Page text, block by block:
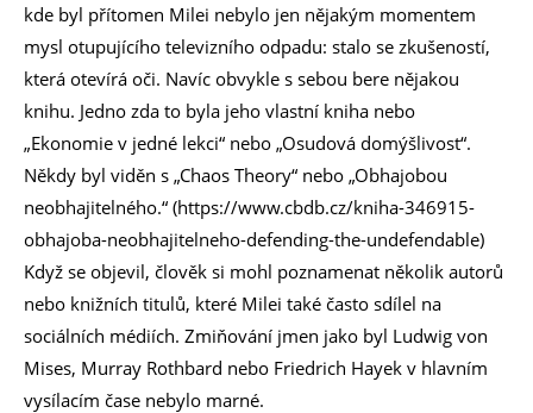
kde byl přítomen Milei nebylo jen nějakým momentem
mysl otupujícího televizního odpadu: stalo se zkušeností,
která otevírá oči. Navíc obvykle s sebou bere nějakou
knihu. Jedno zda to byla jeho vlastní kniha nebo
„Ekonomie v jedné lekci“ nebo „Osudová domýšlivost“.
Někdy byl viděn s „Chaos Theory“ nebo „Obhajobou
neobhajitelného.“ (https://www.cbdb.cz/kniha-346915-
obhajoba-neobhajitelneho-defending-the-undefendable)
Když se objevil, člověk si mohl poznamenat několik autorů
nebo knižních titulů, které Milei také často sdílel na
sociálních médiích. Zmiňování jmen jako byl Ludwig von
Mises, Murray Rothbard nebo Friedrich Hayek v hlavním
vysílacím čase nebylo marné.